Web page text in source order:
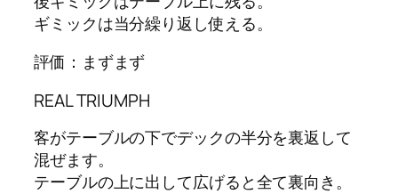
ギミックは当分繰り返し使える。
評価：まずまず
REAL TRIUMPH
客がテーブルの下でデックの半分を裏返して
混ぜます。
テーブルの上に出して広げると全て裏向き。